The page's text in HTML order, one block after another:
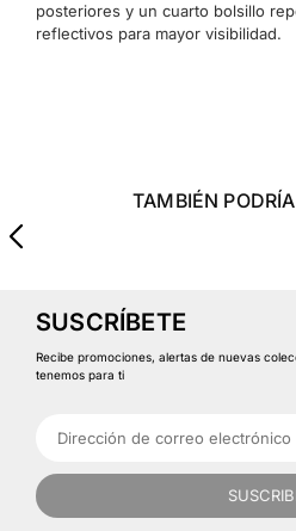
posteriores y un cuarto bolsillo
reflectivos para mayor visibilidad.
TAMBIÉN
SUSCRÍBETE
Recibe promociones, alertas de nuevas
tenemos para ti